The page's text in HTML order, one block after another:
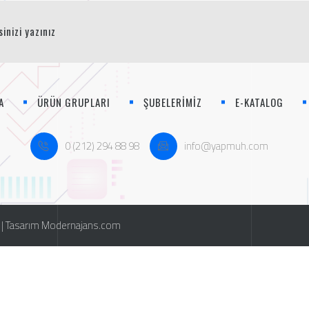
ÜRÜN GRUPLARI ŞUBELERİMİZ E-KATALOG
0 (212) 294 88 98 info@yapmuh.com
Modernajans.com